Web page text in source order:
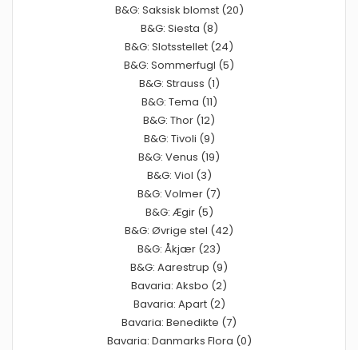
B&G: Saksisk blomst (20)
B&G: Siesta (8)
B&G: Slotsstellet (24)
B&G: Sommerfugl (5)
B&G: Strauss (1)
B&G: Tema (11)
B&G: Thor (12)
B&G: Tivoli (9)
B&G: Venus (19)
B&G: Viol (3)
B&G: Volmer (7)
B&G: Ægir (5)
B&G: Øvrige stel (42)
B&G: Åkjær (23)
B&G: Aarestrup (9)
Bavaria: Aksbo (2)
Bavaria: Apart (2)
Bavaria: Benedikte (7)
Bavaria: Danmarks Flora (0)